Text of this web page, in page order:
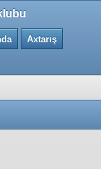
Axtarış